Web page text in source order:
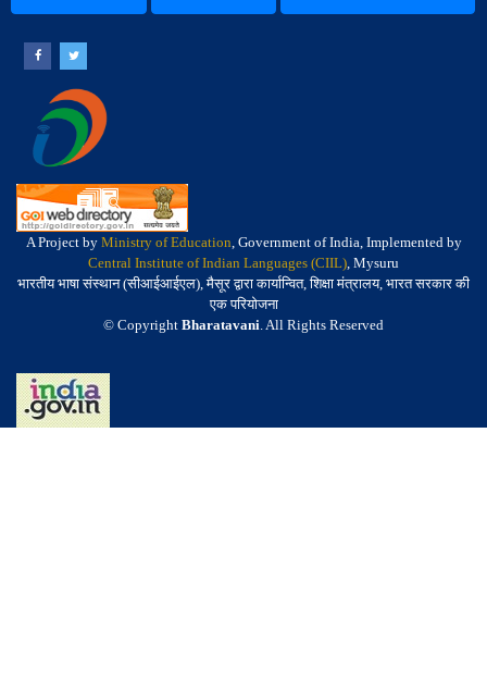
A Project by Ministry of Education, Government of India, Implemented by
Central Institute of Indian Languages (CIIL), Mysuru
भारतीय भाषा संस्थान (सीआईआईएल), मैसूर द्वारा कार्यान्वित, शिक्षा मंत्रालय, भारत सरकार की
एक परियोजना
© Copyright Bharatavani. All Rights Reserved